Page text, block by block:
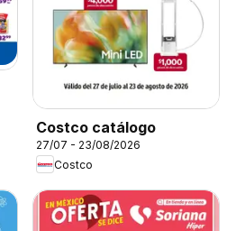
Costco catálogo
27/07 - 23/08/2026
Costco